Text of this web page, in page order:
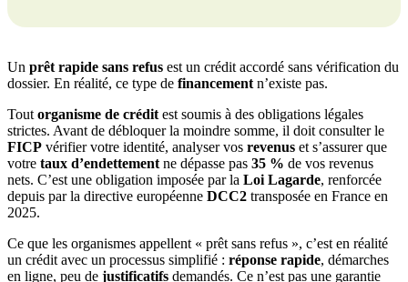
Un prêt rapide sans refus est un crédit accordé sans vérification du
dossier. En réalité, ce type de financement n’existe pas.
Tout organisme de crédit est soumis à des obligations légales
strictes. Avant de débloquer la moindre somme, il doit consulter le
FICP vérifier votre identité, analyser vos revenus et s’assurer que
votre taux d’endettement ne dépasse pas 35 % de vos revenus
nets. C’est une obligation imposée par la Loi Lagarde, renforcée
depuis par la directive européenne DCC2 transposée en France en
2025.
Ce que les organismes appellent « prêt sans refus », c’est en réalité
un crédit avec un processus simplifié : réponse rapide, démarches
en ligne, peu de justificatifs demandés. Ce n’est pas une garantie